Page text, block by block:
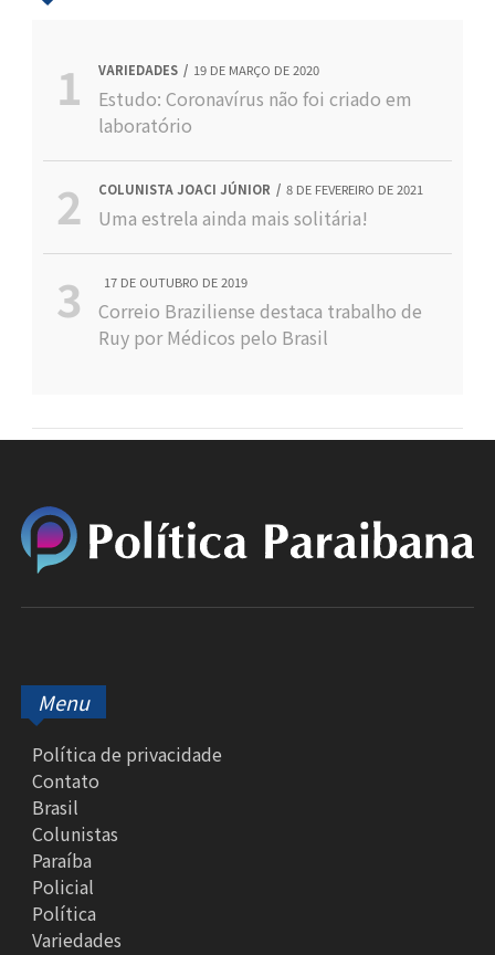
VARIEDADES 19 DE MARÇO DE 2020
Estudo: Coronavírus não foi criado em
laboratório
COLUNISTA JOACI JÚNIOR 8 DE FEVEREIRO DE 2021
Uma estrela ainda mais solitária!
17 DE OUTUBRO DE 2019
Correio Braziliense destaca trabalho de
Ruy por Médicos pelo Brasil
Menu
Política de privacidade
Contato
Brasil
Colunistas
Paraíba
Policial
Política
Variedades